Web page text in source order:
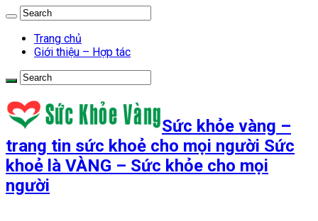
Trang chủ
Giới thiệu – Hợp tác
Sức khỏe vàng –
trang tin sức khoẻ cho mọi người Sức
khoẻ là VÀNG – Sức khỏe cho mọi
người